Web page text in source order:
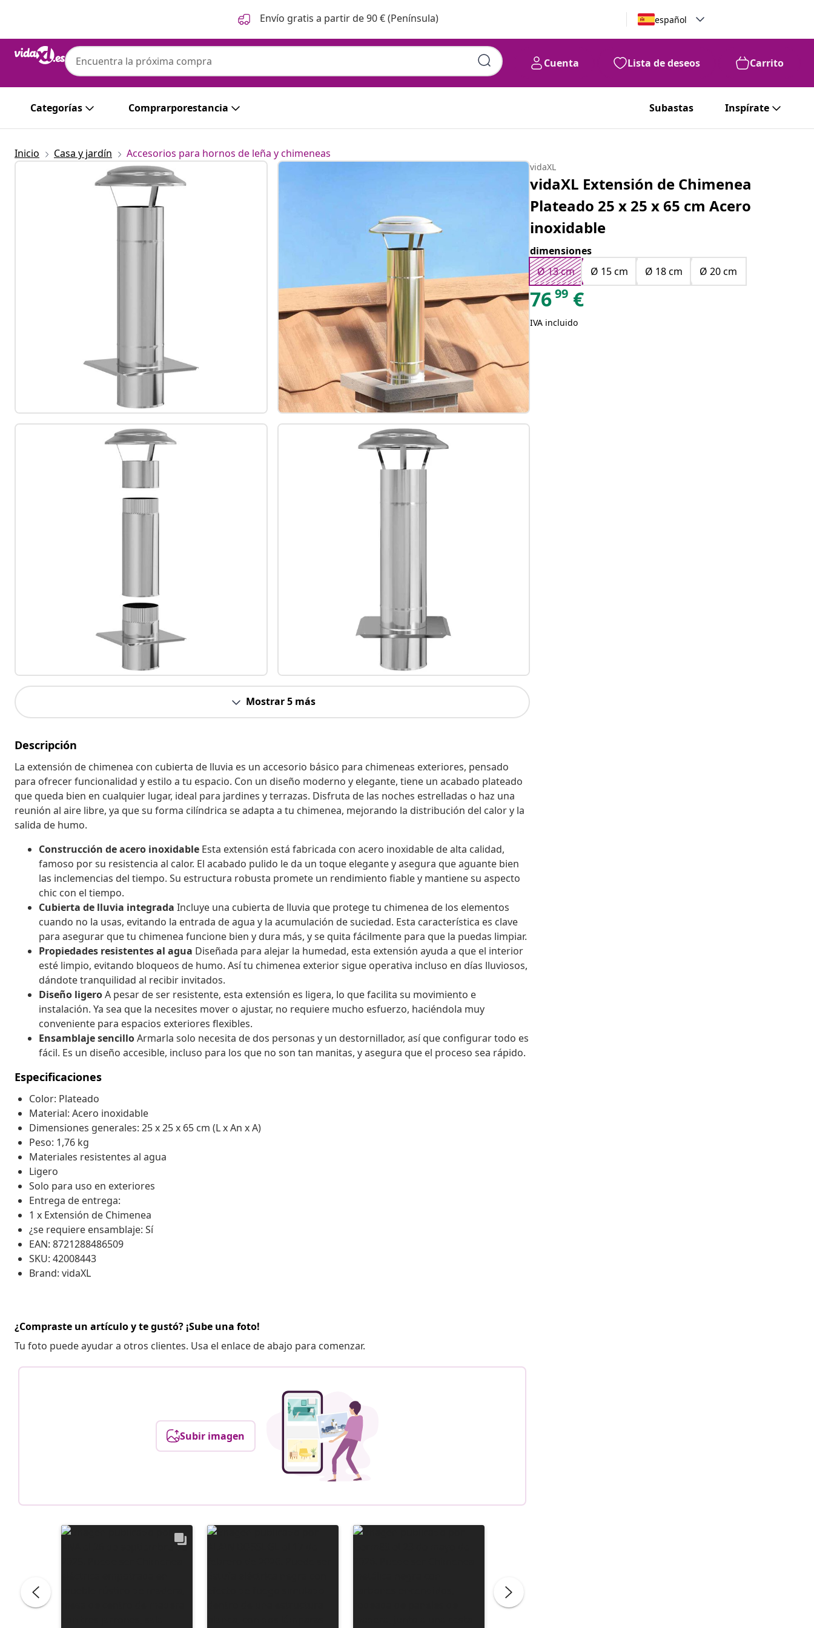
Envío gratis a partir de 90 € (Península) español
Cuenta Lista de deseos Carrito
Categorías Comprarporestancia Subastas Inspírate
vidaXL
vidaXL Extensión de Chimenea Plateado 25 x 25 x 65 cm Acero
inoxidable
€
Inicio Casa y jardín Accesorios para hornos de leña y chimeneas
Mostrar 5 más
Descripción
La extensión de chimenea con cubierta de lluvia es un accesorio básico para chimeneas exteriores, pensado
para ofrecer funcionalidad y estilo a tu espacio. Con un diseño moderno y elegante, tiene un acabado plateado
que queda bien en cualquier lugar, ideal para jardines y terrazas. Disfruta de las noches estrelladas o haz una
reunión al aire libre, ya que su forma cilíndrica se adapta a tu chimenea, mejorando la distribución del calor y la
salida de humo.
Construcción de acero inoxidable Esta extensión está fabricada con acero inoxidable de alta calidad,
famoso por su resistencia al calor. El acabado pulido le da un toque elegante y asegura que aguante bien
las inclemencias del tiempo. Su estructura robusta promete un rendimiento fiable y mantiene su aspecto
chic con el tiempo.
Cubierta de lluvia integrada Incluye una cubierta de lluvia que protege tu chimenea de los elementos
cuando no la usas, evitando la entrada de agua y la acumulación de suciedad. Esta característica es clave
para asegurar que tu chimenea funcione bien y dura más, y se quita fácilmente para que la puedas limpiar.
Propiedades resistentes al agua Diseñada para alejar la humedad, esta extensión ayuda a que el interior
esté limpio, evitando bloqueos de humo. Así tu chimenea exterior sigue operativa incluso en días lluviosos,
dándote tranquilidad al recibir invitados.
Diseño ligeroA pesar de ser resistente, esta extensión es ligera, lo que facilita su movimiento e
instalación. Ya sea que la necesites mover o ajustar, no requiere mucho esfuerzo, haciéndola muy
conveniente para espacios exteriores flexibles.
Ensamblaje sencilloArmarla solo necesita de dos personas y un destornillador, así que configurar todo es
fácil. Es un diseño accesible, incluso para los que no son tan manitas, y asegura que el proceso sea rápido.
Especificaciones
Color: Plateado
Material: Acero inoxidable
Dimensiones generales: 25 x 25 x 65 cm (L x An x A)
Peso: 1,76 kg
Materiales resistentes al agua
Ligero
Solo para uso en exteriores
Entrega de entrega:
1 x Extensión de Chimenea
¿se requiere ensamblaje: Sí
EAN: 8721288486509
SKU: 42008443
Brand: vidaXL
¿Compraste un artículo y te gustó? ¡Sube una foto!
Tu foto puede ayudar a otros clientes. Usa el enlace de abajo para comenzar.
Subir imagen
vidaXL
vidaXL Extensión de Chimenea
Plateado 25 x 25 x 65 cm Acero
inoxidable
dimensiones
Ø 13 cm
Ø 15 cm Ø 18 cm Ø 20 cm
7699 €
IVA incluido